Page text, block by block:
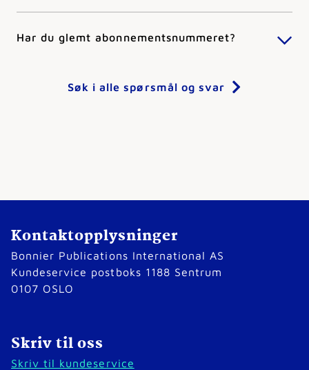
Har du glemt abonnementsnummeret?
Søk i alle spørsmål og svar
Kontaktopplysninger
Bonnier Publications International AS
Kundeservice postboks 1188 Sentrum
0107 OSLO
Skriv til oss
Skriv til kundeservice